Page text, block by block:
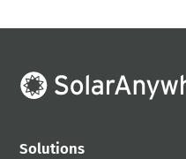
Solutions